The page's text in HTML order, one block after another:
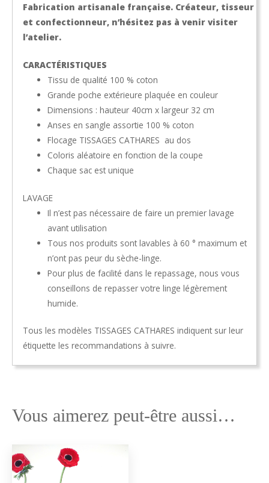
Fabrication artisanale française. Créateur, tisseur
et confectionneur, n’hésitez pas à venir visiter
l’atelier.
CARACTÉRISTIQUES
Tissu de qualité 100 % coton
Grande poche extérieure plaquée en couleur
Dimensions : hauteur 40cm x largeur 32 cm
Anses en sangle assortie 100 % coton
Flocage TISSAGES CATHARES au dos
Coloris aléatoire en fonction de la coupe
Chaque sac est unique
LAVAGE
Il n’est pas nécessaire de faire un premier lavage
avant utilisation
Tous nos produits sont lavables à 60 ° maximum et
n’ont pas peur du sèche-linge.
Pour plus de facilité dans le repassage, nous vous
conseillons de repasser votre linge légèrement
humide.
Tous les modèles TISSAGES CATHARES indiquent sur leur
étiquette les recommandations à suivre.
Vous aimerez peut-être aussi…